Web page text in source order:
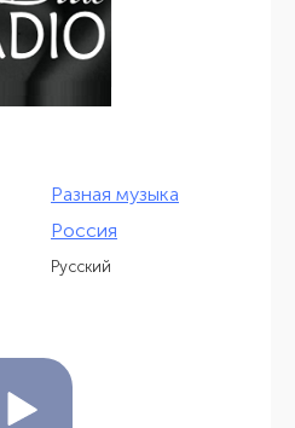
Разная музыка
Россия
Русский